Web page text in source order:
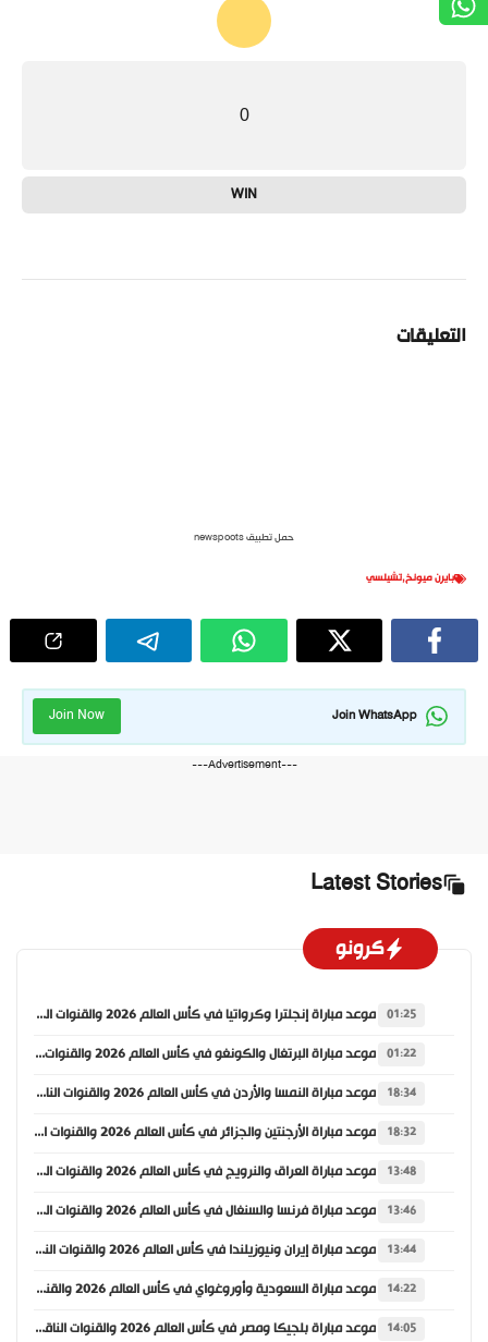
0
WIN
التعليقات
حمل تطبيق newspoots
بايرن ميونخ,تشيلسي
Join WhatsApp
Join Now
---Advertisement---
Latest Stories
كرونو
01:25 موعد مباراة إنجلترا وكرواتيا في كأس العالم 2026 والقنوات الناقلة
01:22 موعد مباراة البرتغال والكونغو في كأس العالم 2026 والقنوات الناقلة
18:34 موعد مباراة النمسا والأردن في كأس العالم 2026 والقنوات الناقلة
18:32 موعد مباراة الأرجنتين والجزائر في كأس العالم 2026 والقنوات الناقلة
13:48 موعد مباراة العراق والنرويج في كأس العالم 2026 والقنوات الناقلة
13:46 موعد مباراة فرنسا والسنغال في كأس العالم 2026 والقنوات الناقلة
13:44 موعد مباراة إيران ونيوزيلندا في كأس العالم 2026 والقنوات الناقلة
14:22 موعد مباراة السعودية وأوروغواي في كأس العالم 2026 والقنوات الناقلة
14:05 موعد مباراة بلجيكا ومصر في كأس العالم 2026 والقنوات الناقلة